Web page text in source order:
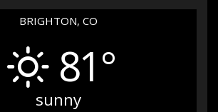
BRIGHTON, CO
81°
sunny